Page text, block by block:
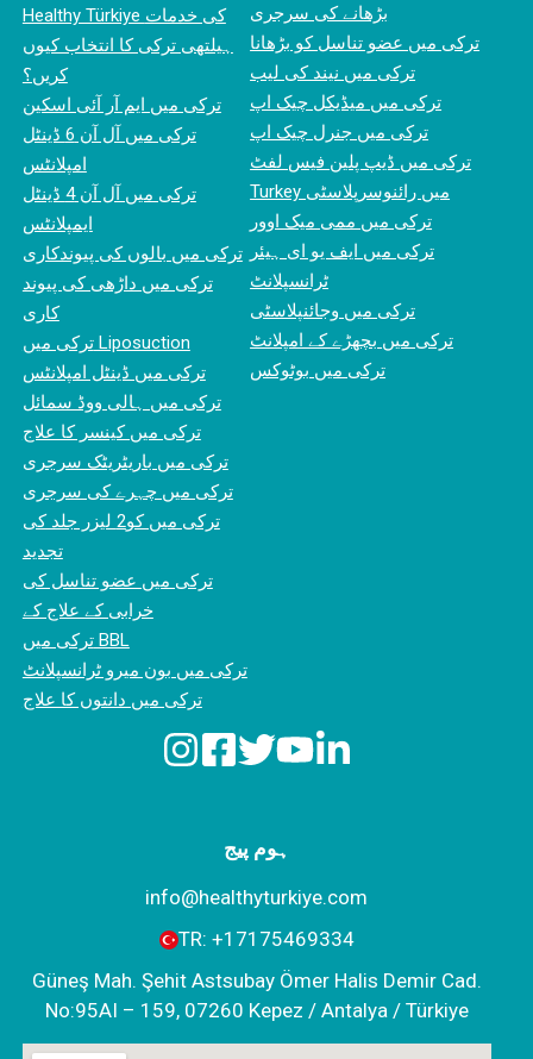
Healthy Türkiye کی خدمات
ہیلتھی ترکی کا انتخاب کیوں
کریں؟
ترکی میں ایم آر آئی اسکین
ترکی میں آل آن 6 ڈینٹل
امپلانٹس
ترکی میں آل آن 4 ڈینٹل
ایمپلانٹس
ترکی میں بالوں کی پیوندکاری
ترکی میں داڑھی کی پیوند
کاری
ترکی میں Liposuction
ترکی میں ڈینٹل امپلانٹس
ترکی میں ہالی ووڈ سمائل
ترکی میں کینسر کا علاج
ترکی میں باریٹریٹک سرجری
ترکی میں چہرے کی سرجری
ترکی میں کو2 لیزر جلد کی
تجدید
ترکی میں عضو تناسل کی
خرابی کے علاج کے
ترکی میں BBL
ترکی میں بون میرو ٹرانسپلانٹ
ترکی میں دانتوں کا علاج
بڑھانے کی سرجری
ترکی میں عضو تناسل کو بڑھانا
ترکی میں نیند کی لیب
ترکی میں میڈیکل چیک اپ
ترکی میں جنرل چیک اپ
ترکی میں ڈیپ پلین فیس لفٹ
Turkey میں رائنوسرپلاسٹی
ترکی میں ممی میک اوور
ترکی میں ایف یو ای ہیئر
ٹرانسپلانٹ
ترکی میں وجائنپلاسٹی
ترکی میں بچھڑے کے امپلانٹ
ترکی میں بوٹوکس
ہوم پیج
info@healthyturkiye.com
TR: +‪17175469334‬
Güneş Mah. Şehit Astsubay Ömer Halis Demir Cad.
No:95AI – 159, 07260 Kepez / Antalya / Türkiye